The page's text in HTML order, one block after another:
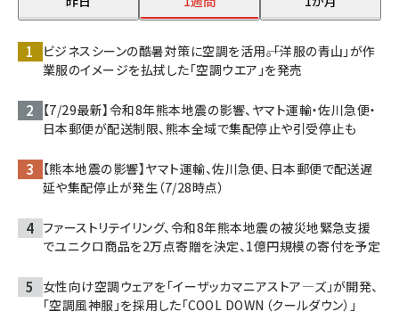
ビジネスシーンの酷暑対策に空調を活用――。「洋服の青山」が作
業服のイメージを払拭した「空調ウエア」を発売
【7/29最新】令和8年熊本地震の影響、ヤマト運輸・佐川急便・
日本郵便が配送制限、熊本全域で集配停止や引受停止も
【熊本地震の影響】ヤマト運輸、佐川急便、日本郵便で配送遅
延や集配停止が発生（7/28時点）
ファーストリテイリング、令和8年熊本地震の被災地緊急支援
でユニクロ商品を2万点寄贈を決定、1億円規模の寄付を予定
女性向け空調ウェアを「イーザッカマニアストア―ズ」が開発、
「空調風神服」を採用した「COOL DOWN（クールダウン）」